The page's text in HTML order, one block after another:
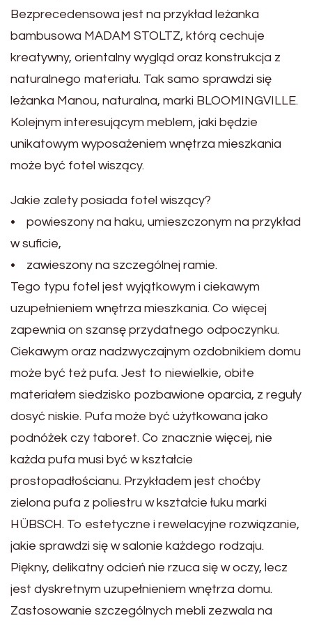
Bezprecedensowa jest na przykład leżanka
bambusowa MADAM STOLTZ, którą cechuje
kreatywny, orientalny wygląd oraz konstrukcja z
naturalnego materiału. Tak samo sprawdzi się
leżanka Manou, naturalna, marki BLOOMINGVILLE.
Kolejnym interesującym meblem, jaki będzie
unikatowym wyposażeniem wnętrza mieszkania
może być fotel wiszący.
Jakie zalety posiada fotel wiszący?
• powieszony na haku, umieszczonym na przykład
w suficie,
• zawieszony na szczególnej ramie.
Tego typu fotel jest wyjątkowym i ciekawym
uzupełnieniem wnętrza mieszkania. Co więcej
zapewnia on szansę przydatnego odpoczynku.
Ciekawym oraz nadzwyczajnym ozdobnikiem domu
może być też pufa. Jest to niewielkie, obite
materiałem siedzisko pozbawione oparcia, z reguły
dosyć niskie. Pufa może być użytkowana jako
podnóżek czy taboret. Co znacznie więcej, nie
każda pufa musi być w kształcie
prostopadłościanu. Przykładem jest choćby
zielona pufa z poliestru w kształcie łuku marki
HÜBSCH. To estetyczne i rewelacyjne rozwiązanie,
jakie sprawdzi się w salonie każdego rodzaju.
Piękny, delikatny odcień nie rzuca się w oczy, lecz
jest dyskretnym uzupełnieniem wnętrza domu.
Zastosowanie szczególnych mebli zezwala na